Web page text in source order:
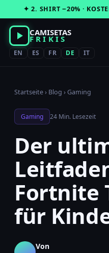
Inhalt
springen
✦ 2. SHIRT −20% ·
CAMISETAS
FRIKIS
EN ES FR DE IT
Startseite› Blog ›Gaming
Gaming 24 Min. Lesezeit
Der
Fortnite
für
Von